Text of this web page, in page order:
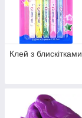
Клей з блискітками